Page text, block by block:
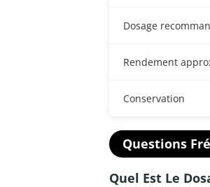
Dosage
Rendement
Conservation
Questions
Quel Est Le